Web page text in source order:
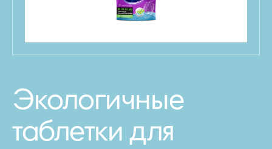
Экологичные
таблетки для